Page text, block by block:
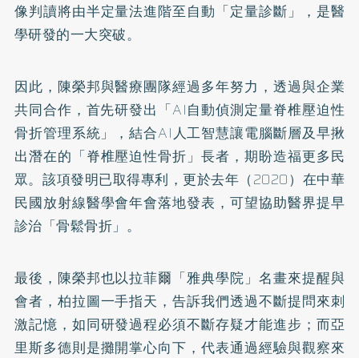
像判讀將由半定量法進階至自動「定量診斷」，是醫
學研發的一大突破。
因此，陳榮邦與醫療團隊經過多年努力，透過與企業
共同合作，首先研發出「AI自動偵測定量脊椎壓迫性
骨折管理系統」，結合AI人工智慧讓電腦斷層及早揪
出潛在的「脊椎壓迫性骨折」長者，期盼造福更多民
眾。該項發明已取得專利，更於去年（2020）在中華
民國放射線醫學會年會落地發表，可望協助醫界提早
診治「骨鬆骨折」。
最後，陳榮邦也以拉菲爾「雅典學院」名畫來提醒與
會者，柏拉圖一手指天，告訴我們透過不斷提問來刺
激記憶，如同研發過程必須不斷存疑才能進步；而亞
里斯多德則是攤開掌心向下，代表通過經驗與觀察來